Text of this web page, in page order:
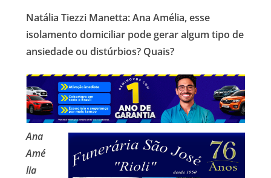
Natália Tiezzi Manetta: Ana Amélia, esse
isolamento domiciliar pode gerar algum tipo de
ansiedade ou distúrbios? Quais?
Ana
Amé
lia